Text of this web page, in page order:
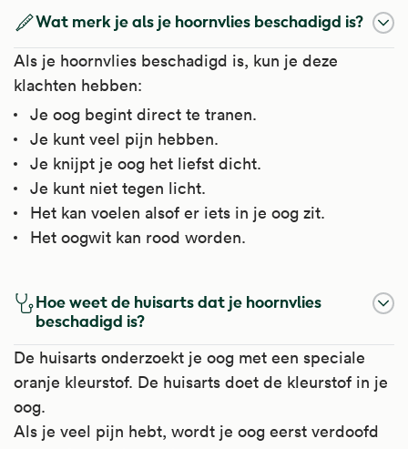
Wat merk je als je hoornvlies beschadigd is?
Als je hoornvlies beschadigd is, kun je deze
klachten hebben:
Je oog begint direct te tranen.
Je kunt veel pijn hebben.
Je knijpt je oog het liefst dicht.
Je kunt niet tegen licht.
Het kan voelen alsof er iets in je oog zit.
Het oogwit kan rood worden.
Hoe weet de huisarts dat je hoornvlies
beschadigd is?
De huisarts onderzoekt je oog met een speciale
oranje kleurstof. De huisarts doet de kleurstof in je
oog.
Als je veel pijn hebt, wordt je oog eerst verdoofd